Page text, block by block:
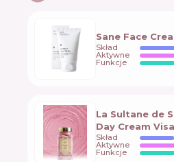
Sane Face
Skład
Aktywne
Funkcje
La Sultane de
Day Сream
Skład
Aktywne
Funkcje